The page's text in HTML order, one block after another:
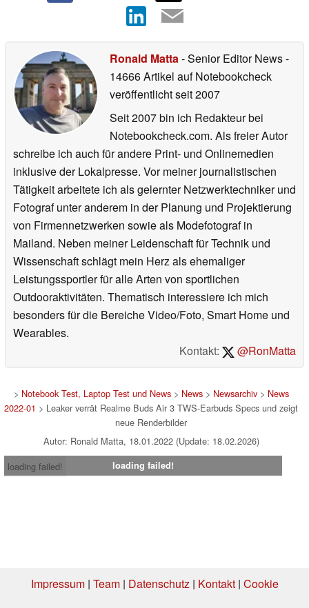
Ronald Matta- Senior Editor News-
14666 Artikel auf Notebookcheck
veröffentlichtseit 2007
Seit 2007 bin ich Redakteur bei
Notebookcheck.com. Als freier Autor
schreibe ich auch für andere Print- und Onlinemedien
inklusive der Lokalpresse. Vor meiner journalistischen
Tätigkeit arbeitete ich als gelernter Netzwerktechniker und
Fotograf unter anderem in der Planung und Projektierung
von Firmennetzwerken sowie als Modefotograf in
Mailand. Neben meiner Leidenschaft für Technik und
Wissenschaft schlägt mein Herz als ehemaliger
Leistungssportler für alle Arten von sportlichen
Outdooraktivitäten. Thematisch interessiere ich mich
besonders für die Bereiche Video/Foto, Smart Home und
Wearables.
Kontakt:
@RonMatta
> Notebook Test, Laptop Test und News> News> Newsarchiv> News
2022-01 > Leaker verrät Realme Buds Air 3 TWS-Earbuds Specs und zeigt
neue Renderbilder
Autor: Ronald Matta, 18.01.2022 (Update: 18.02.2026)
loading failed!
loading failed!
Impressum| Team| Datenschutz| Kontakt| Cookie